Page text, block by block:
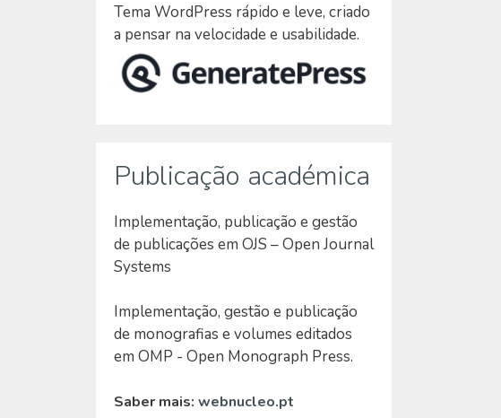
Tema WordPress rápido e leve, criado
a pensar na velocidade e usabilidade.
Publicação académica
Implementação, publicação e gestão
de publicações em OJS – Open Journal
Systems
Implementação, gestão e publicação
de monografias e volumes editados
em OMP - Open Monograph Press.
Saber mais: webnucleo.pt